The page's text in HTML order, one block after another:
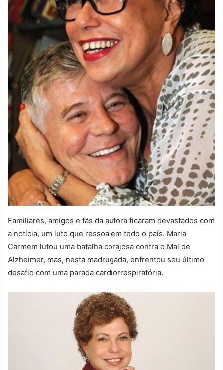
Familiares, amigos e fãs da autora ficaram devastados com
a notícia, um luto que ressoa em todo o país. Maria
Carmem lutou uma batalha corajosa contra o Mal de
Alzheimer, mas, nesta madrugada, enfrentou seu último
desafio com uma parada cardiorrespiratória.